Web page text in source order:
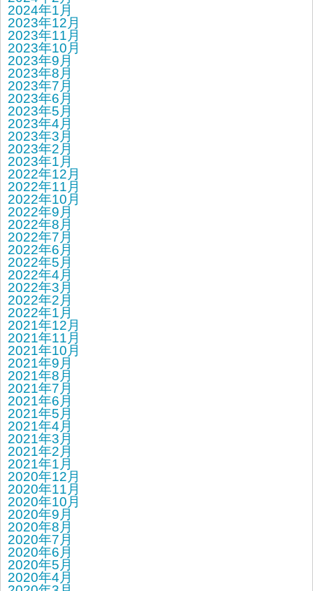
2024年1月
2023年12月
2023年11月
2023年10月
2023年9月
2023年8月
2023年7月
2023年6月
2023年5月
2023年4月
2023年3月
2023年2月
2023年1月
2022年12月
2022年11月
2022年10月
2022年9月
2022年8月
2022年7月
2022年6月
2022年5月
2022年4月
2022年3月
2022年2月
2022年1月
2021年12月
2021年11月
2021年10月
2021年9月
2021年8月
2021年7月
2021年6月
2021年5月
2021年4月
2021年3月
2021年2月
2021年1月
2020年12月
2020年11月
2020年10月
2020年9月
2020年8月
2020年7月
2020年6月
2020年5月
2020年4月